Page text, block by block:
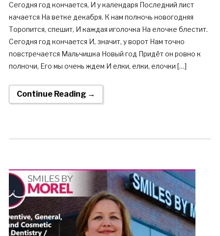
Сегодня год кончается, И у календаря Последний лист
качается На ветке декабря. К нам полночь новогодняя
Торопится, спешит, И каждая иголочка На елочке блестит.
Сегодня год кончается И, значит, у ворот Нам точно
повстречается Мальчишка Новый год Придёт он ровно к
полночи, Его мы очень ждем И елки, елки, елочки […]
Continue Reading →